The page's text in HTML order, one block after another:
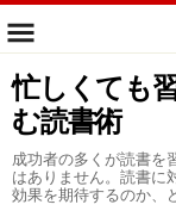
忙しくても
む読書術
成功者の多くが読書を
はありません。読書に
効果を期待するのか、